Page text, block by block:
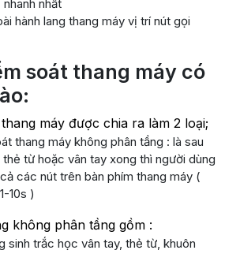
nhất
hành lang thang máy vị trí nút gọi
soát thang máy có
máy được chia ra làm 2 loại;
thang máy không phân tầng : là sau
từ hoặc vân tay xong thì người dùng
các nút trên bàn phím thang máy (
10s )
không phân tầng gồm :
sinh trắc học vân tay, thẻ từ, khuôn